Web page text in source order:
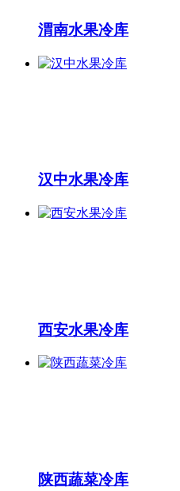
渭南水果冷库
汉中水果冷库
西安水果冷库
陕西蔬菜冷库